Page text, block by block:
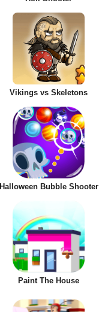
Vikings vs Skeletons
Halloween Bubble Shooter
Paint The House